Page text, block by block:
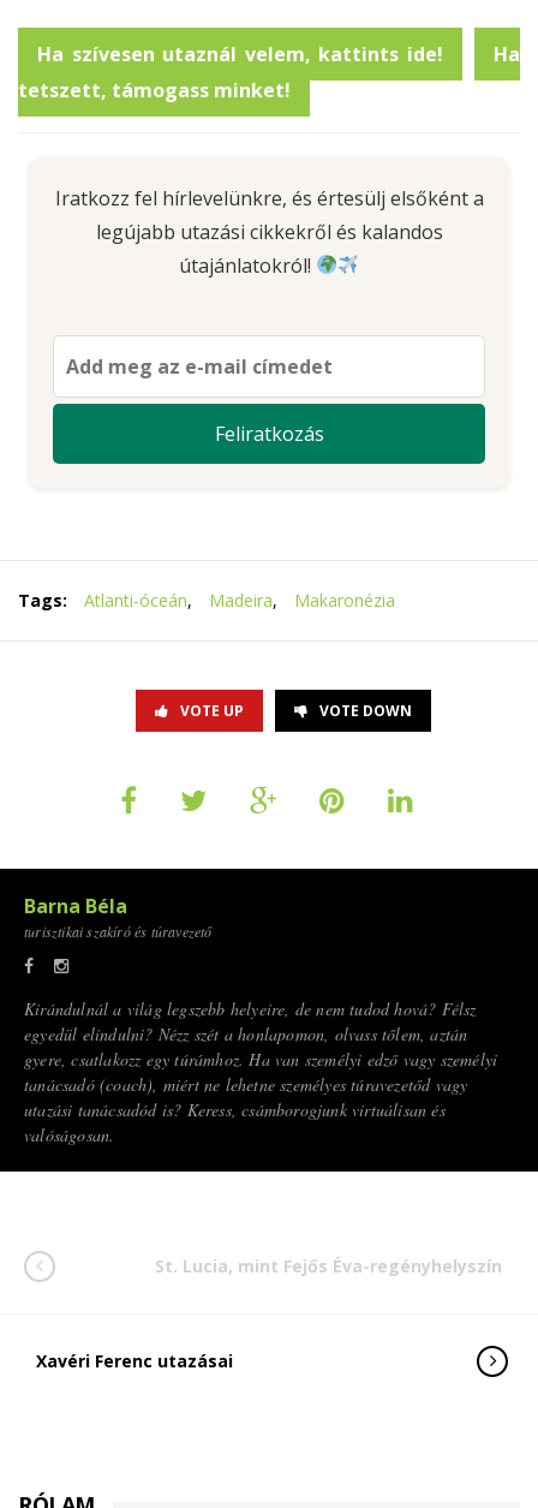
Ha szívesen utaznál velem, kattints ide!
Ha
tetszett, támogass minket!
Iratkozz fel hírlevelünkre, és értesülj elsőként a
legújabb utazási cikkekről és kalandos
útajánlatokról!
Tags: Atlanti-óceán, Madeira, Makaronézia
VOTE UP VOTE DOWN
Barna Béla
turisztikai szakíró és túravezető
Kirándulnál a világ legszebb helyeire, de nem tudod hová? Félsz
egyedül elindulni? Nézz szét a honlapomon, olvass tőlem, aztán
gyere, csatlakozz egy túrámhoz. Ha van személyi edző vagy személyi
tanácsadó (coach), miért ne lehetne személyes túravezetőd vagy
utazási tanácsadód is? Keress, csámborogjunk virtuálisan és
valóságosan.
St. Lucia, mint Fejős Éva-regényhelyszín
Xavéri Ferenc utazásai